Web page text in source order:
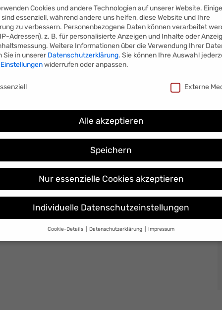
Cookies und andere Technologien auf unserer Website.
essenziell, während andere uns helfen, diese Website und Ihre
zu verbessern. Personenbezogene Daten können verarbeitet
Adressen), z. B. für personalisierte Anzeigen und Inhalte oder
Weitere Informationen über die Verwendung Ihrer
Sie in unserer Datenschutzerklärung. Sie können Ihre Auswahl
Einstellungenwiderrufen oder anpassen.
Externe
Alle akzeptieren
Speichern
Nur essenzielle Cookies akzeptieren
Individuelle Datenschutzeinstellungen
Cookie-Details Datenschutzerklärung Impressum
Datenschutzeinstellungen